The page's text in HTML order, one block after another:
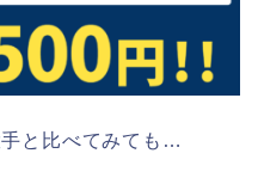
と比べてみても…